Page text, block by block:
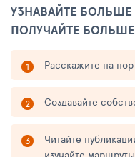
УЗНАВАЙТЕ
ПОЛУЧАЙТЕ БОЛЬШЕ
Расскажите на
Создавайте
Читайте